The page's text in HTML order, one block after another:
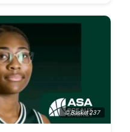
© Basket 237